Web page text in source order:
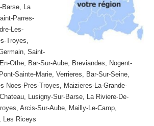
Barse, La
Parres-
Les-
Troyes,
Saint-
Othe, Bar-Sur-Aube, Breviandes, Nogent-
Sainte-Marie, Verrieres, Bar-Sur-Seine,
Noes-Pres-Troyes, Maizieres-La-Grande-
Lusigny-Sur-Barse, La Riviere-De-
Arcis-Sur-Aube, Mailly-Le-Camp,
Les Riceys